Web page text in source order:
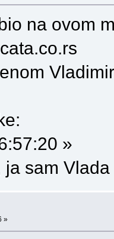
na ovom
»
ja sam
»